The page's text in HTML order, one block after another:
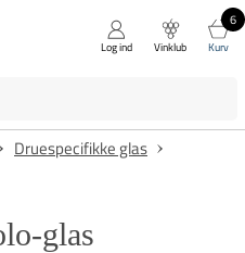
Luk
Log ind Vinklub
6
Kurv
Druespecifikke glas
glas